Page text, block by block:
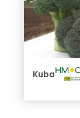
Kuba